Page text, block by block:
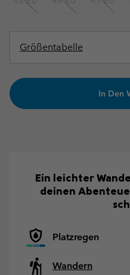
Größentabelle
In Den
Ein leichter
deinen
Platzregen
Wandern